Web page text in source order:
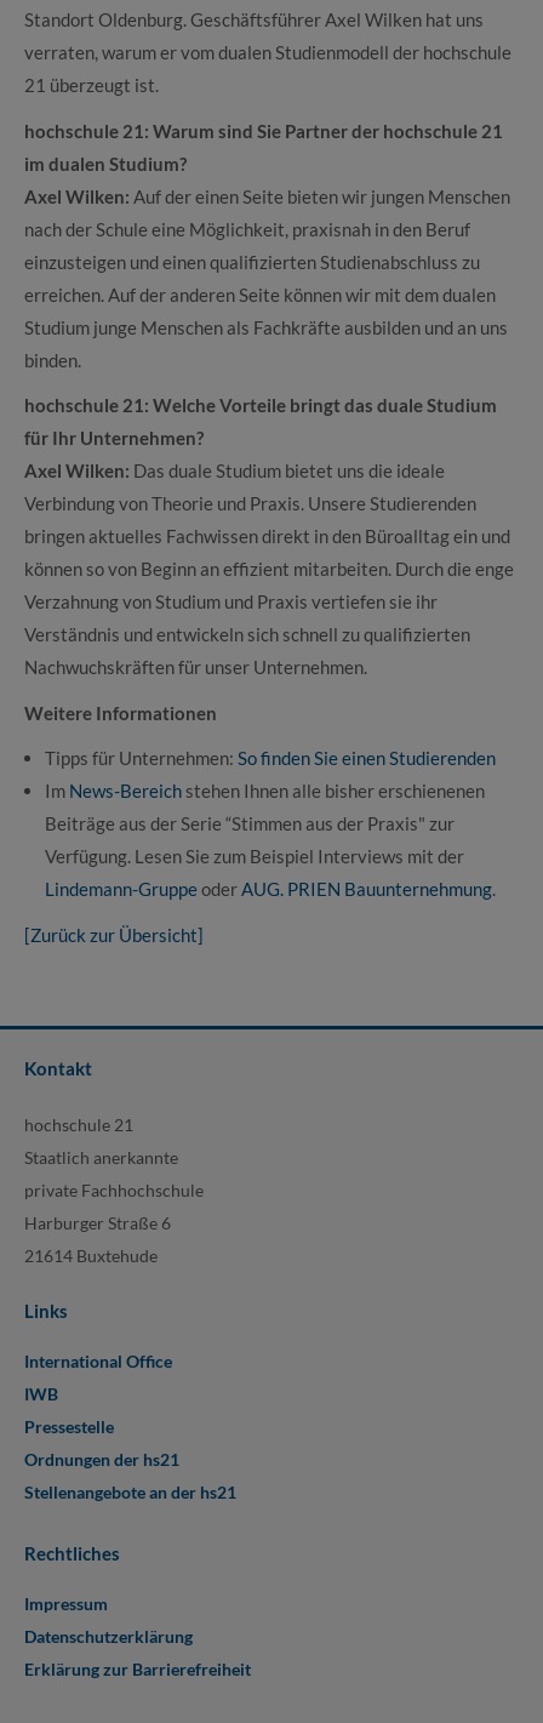
Standort Oldenburg. Geschäftsführer Axel Wilken hat uns
verraten, warum er vom dualen Studienmodell der hochschule
21 überzeugt ist.
hochschule 21: Warum sind Sie Partner der hochschule 21
im dualen Studium?
Axel Wilken: Auf der einen Seite bieten wir jungen Menschen
nach der Schule eine Möglichkeit, praxisnah in den Beruf
einzusteigen und einen qualifizierten Studienabschluss zu
erreichen. Auf der anderen Seite können wir mit dem dualen
Studium junge Menschen als Fachkräfte ausbilden und an uns
binden.
hochschule 21: Welche Vorteile bringt das duale Studium
für Ihr Unternehmen?
Axel Wilken: Das duale Studium bietet uns die ideale
Verbindung von Theorie und Praxis. Unsere Studierenden
bringen aktuelles Fachwissen direkt in den Büroalltag ein und
können so von Beginn an effizient mitarbeiten. Durch die enge
Verzahnung von Studium und Praxis vertiefen sie ihr
Verständnis und entwickeln sich schnell zu qualifizierten
Nachwuchskräften für unser Unternehmen.
Weitere Informationen
Tipps für Unternehmen: So finden Sie einen Studierenden
Im News-Bereich stehen Ihnen alle bisher erschienenen
Beiträge aus der Serie “Stimmen aus der Praxis" zur
Verfügung. Lesen Sie zum Beispiel Interviews mit der
Lindemann-GruppeoderAUG. PRIEN Bauunternehmung.
[Zurück zur Übersicht]
Kontakt
hochschule 21
Staatlich anerkannte
private Fachhochschule
Harburger Straße 6
21614 Buxtehude
Links
International Office
IWB
Pressestelle
Ordnungen der hs21
Stellenangebote an der hs21
Rechtliches
Impressum
Datenschutzerklärung
Erklärung zur Barrierefreiheit